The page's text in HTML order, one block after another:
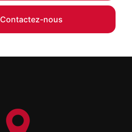
Contactez-nous